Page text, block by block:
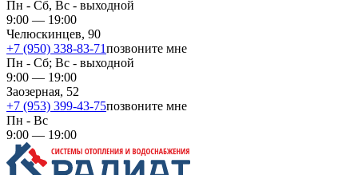
Пн - Сб, Вс - выходной
9:00 — 19:00
Челюскинцев, 90
+7 (950) 338-83-71позвоните мне
Пн - Сб; Вс - выходной
9:00 — 19:00
Заозерная, 52
+7 (953) 399-43-75позвоните мне
Пн - Вс
9:00 — 19:00